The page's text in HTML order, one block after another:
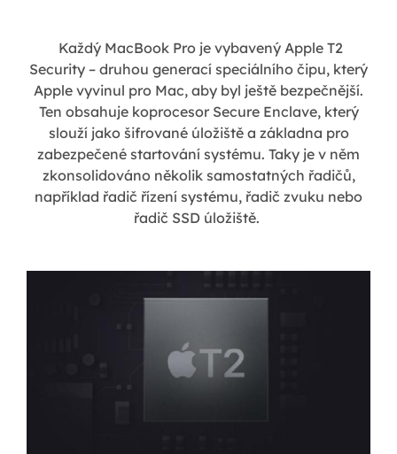
Každý MacBook Pro je vybavený Apple T2
Security – druhou generací speciálního čipu, který
Apple vyvinul pro Mac, aby byl ještě bezpečnější.
Ten obsahuje koprocesor Secure Enclave, který
slouží jako šifrované úložiště a základna pro
zabezpečené startování systému. Taky je v něm
zkonsolidováno několik samostatných řadičů,
například řadič řízení systému, řadič zvuku nebo
řadič SSD úložiště.